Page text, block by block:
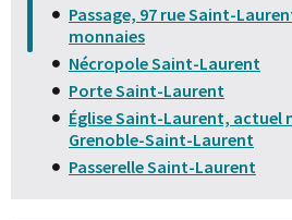
Passage, 97 rue Saint-
monnaies
Nécropole Saint-Laurent
Porte Saint-Laurent
Église Saint-Laurent, actuel
Grenoble-Saint-Laurent
Passerelle Saint-Laurent